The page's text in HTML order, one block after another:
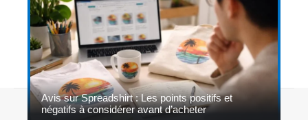
Avis sur Spreadshirt : Les points positifs et
négatifs à considérer avant d’acheter
Contact Mentions légales Sitemap